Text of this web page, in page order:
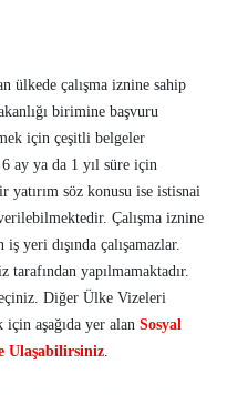
ülkede çalışma iznine sahip
birimine başvuru
için çeşitli belgeler
ay ya da 1 yıl süre için
söz konusu ise istisnai
Çalışma iznine
yeri dışında çalışamazlar.
tarafından yapılmamaktadır.
Diğer Ülke Vizeleri
için aşağıda yer alan Sosyal
Ulaşabilirsiniz.